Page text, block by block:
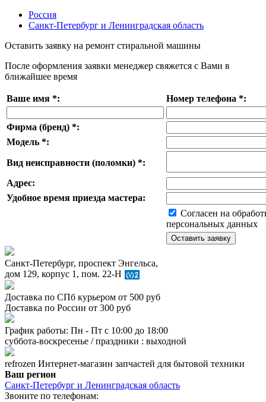
Россия
Санкт-Петербург и Ленинградская область
Оставить заявку на ремонт стиральной машины
После оформления заявки менеджер свяжется с Вами в
ближайшее время
Ваше имя *: Номер телефона *:
Фирма (бренд) *:
Модель *:
Вид неисправности (поломки) *:
Адрес:
Удобное время приезда мастера:
Согласен на
персональных данных
Санкт-Петербург, проспект Энгельса,
дом 129, корпус 1, пом. 22-Н
Доставка по СПб курьером от 500 руб
Доставка по России от 300 руб
График работы: Пн - Пт с 10:00 до 18:00
суббота-воскресенье / праздники : выходной
refrozen Интернет-магазин запчастей для бытовой техники
Ваш регион
Санкт-Петербург и Ленинградская область
Звоните по телефонам: